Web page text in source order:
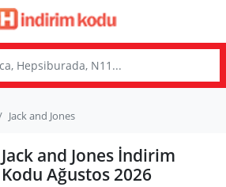
Jack and Jones
Jack and Jones İndirim
Kodu Ağustos 2026